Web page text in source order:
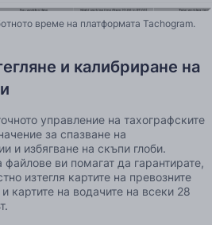
време на платформата Tachogram.
и калибриране на
управление на тахографските
за спазване на
и избягване на скъпи глоби.
файлове ви помагат да гарантирате,
изтегля картите на превозните
картите на водачите на всеки 28